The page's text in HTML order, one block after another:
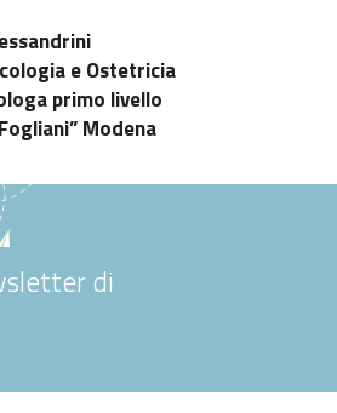
e Ostetricia
primo livello
Modena
di